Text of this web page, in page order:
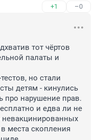
+1 –0
тот чёртов
палаты и
но стали
детям - кинулись
про нарушение прав.
и едва ли не
невакцинированных
места скопления